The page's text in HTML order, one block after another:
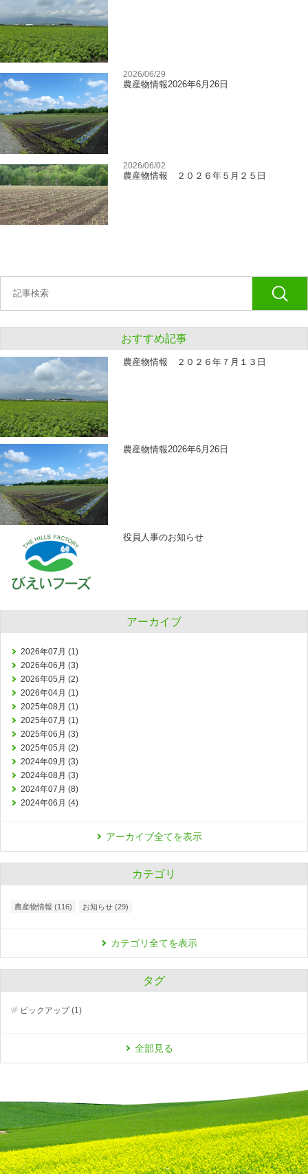
2026/06/29
農産物情報2026年6月26日
2026/06/02
農産物情報 ２０２６年５月２５日
おすすめ記事
農産物情報 ２０２６年７月１３日
農産物情報2026年6月26日
役員人事のお知らせ
アーカイブ
2026年07月 (1)
2026年06月 (3)
2026年05月 (2)
2026年04月 (1)
2025年08月 (1)
2025年07月 (1)
2025年06月 (3)
2025年05月 (2)
2024年09月 (3)
2024年08月 (3)
2024年07月 (8)
2024年06月 (4)
アーカイブ全てを表示
カテゴリ
農産物情報 (116) お知らせ (29)
カテゴリ全てを表示
タグ
ピックアップ (1)
全部見る